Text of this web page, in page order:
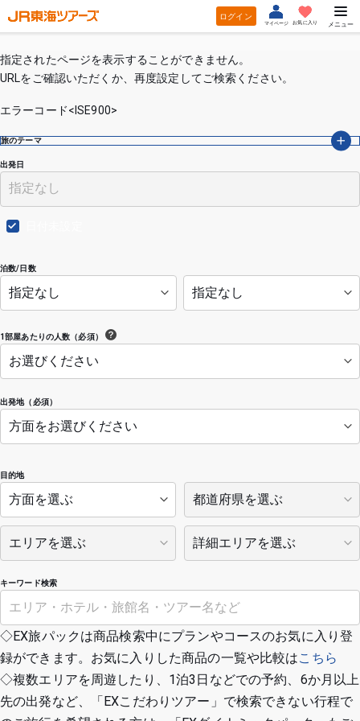
ログイン
マイページ お気に入り メニュー
指定されたページを表示することができません。
URLをご確認いただくか、再度設定してご検索ください。
エラーコード<ISE900>
出発地（必須）
出発日
泊数/日数
1部屋あたりの人数（必須）
目的地
キーワード検索
旅のテーマ
◇EX旅パックは商品検索中にプランやコースのお気に入り登
録ができます。お気に入りした商品の一覧や比較はこちら
◇複数エリアを周遊したり、1泊3日などでの予約、6か月以上
先の出発など、「EXこだわりツアー」で検索できない行程で